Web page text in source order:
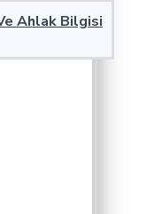
Ahlak Bilgisi